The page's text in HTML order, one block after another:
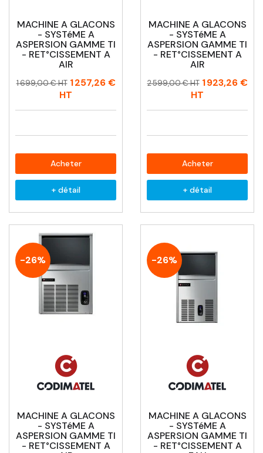
MACHINE A GLACONS
- SYSTéME A
ASPERSION GAMME TI
- RET°CISSEMENT A
AIR
Prix
Prix
1 699,00 € HT 1 257,26 €
HT
Acheter
+ détail
MACHINE A GLACONS
- SYSTéME A
ASPERSION GAMME TI
- RET°CISSEMENT A
AIR
Prix
Prix
2 599,00 € HT 1 923,26 €
HT
Acheter
+ détail
-26%
MACHINE A GLACONS
- SYSTéME A
ASPERSION GAMME TI
- RET°CISSEMENT A
-26%
MACHINE A GLACONS
- SYSTéME A
ASPERSION GAMME TI
- RET°CISSEMENT A